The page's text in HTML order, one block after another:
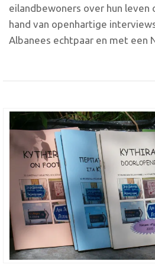
eilandbewoners over hun leven
hand van openhartige
Albanees echtpaar en met een